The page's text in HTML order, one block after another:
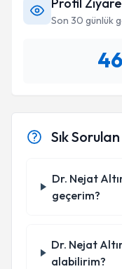
Son 30 günlük
46
Sık
Dr. Nejat
geçerim?
Dr. Nejat
alabilirim?